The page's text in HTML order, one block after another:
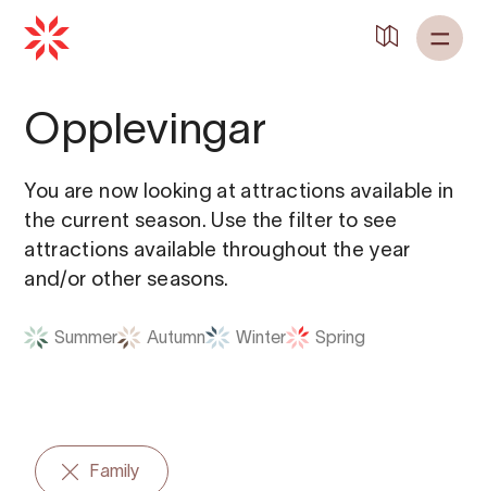
Opplevingar
You are now looking at attractions available in
the current season. Use the filter to see
attractions available throughout the year
and/or other seasons.
Summer Autumn Winter Spring
Family